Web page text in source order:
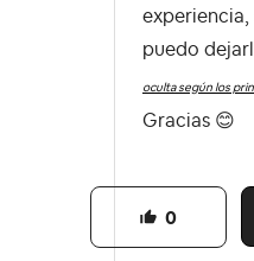
experiencia,
puedo
oculta según los
Gracias 😊
0